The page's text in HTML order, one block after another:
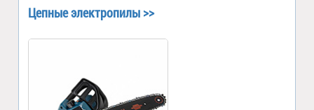
Цепные электропилы >>